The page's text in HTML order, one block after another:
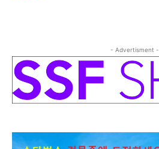
- Advertisment -